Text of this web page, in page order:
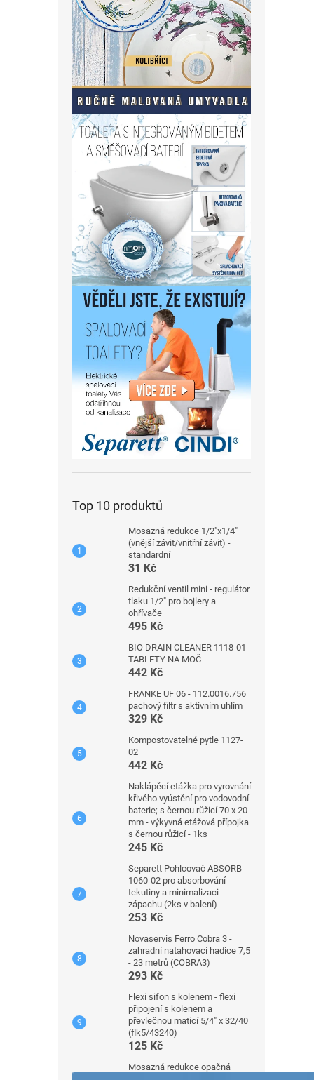
Top 10 produktů
Mosazná redukce 1/2"x1/4"
(vnější závit/vnitřní závit) -
standardní
31 Kč
Redukční ventil mini - regulátor
tlaku 1/2" pro bojlery a
ohřívače
495 Kč
BIO DRAIN CLEANER 1118-01
TABLETY NA MOČ
442 Kč
FRANKE UF 06 - 112.0016.756
pachový filtr s aktivním uhlím
329 Kč
Kompostovatelné pytle 1127-
02
442 Kč
Naklápěcí etážka pro vyrovnání
křivého vyústění pro vodovodní
baterie; s černou růžicí 70 x 20
mm - výkyvná etážová přípojka
s černou růžicí - 1ks
245 Kč
Separett Pohlcovač ABSORB
1060-02 pro absorbování
tekutiny a minimalizaci
zápachu (2ks v balení)
253 Kč
Novaservis Ferro Cobra 3 -
zahradní natahovací hadice 7,5
- 23 metrů (COBRA3)
293 Kč
Flexi sifon s kolenem - flexi
připojení s kolenem a
převlečnou maticí 5/4" x 32/40
(flk5/43240)
125 Kč
Mosazná redukce opačná